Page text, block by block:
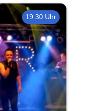
19:30 Uhr